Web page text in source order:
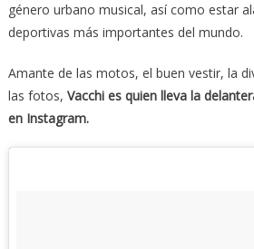
género urbano musical, así como estar
deportivas más importantes del mundo.
Amante de las motos, el buen vestir, la
las fotos, Vacchi es quien lleva la
en Instagram.